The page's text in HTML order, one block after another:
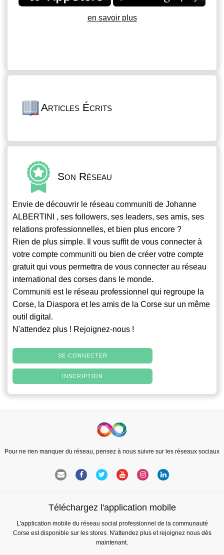
en savoir plus
Articles Écrits
Son Réseau
Envie de découvrir le réseau communiti de Johanne
ALBERTINI , ses followers, ses leaders, ses amis, ses
relations professionnelles, et bien plus encore ?
Rien de plus simple. Il vous suffit de vous connecter à
votre compte communiti ou bien de créer votre compte
gratuit qui vous permettra de vous connecter au réseau
international des corses dans le monde.
Communiti est le réseau professionnel qui regroupe la
Corse, la Diaspora et les amis de la Corse sur un même
outil digital.
N'attendez plus ! Rejoignez-nous !
SE CONNECTER
INSCRIPTION
Pour ne rien manquer du réseau, pensez à nous suivre sur les réseaux sociaux
Téléchargez l'application mobile
L'application mobile du réseau social professionnel de la communauté
Corse est disponible sur les stores. N'attendez plus et rejoignez nous dès
maintenant.